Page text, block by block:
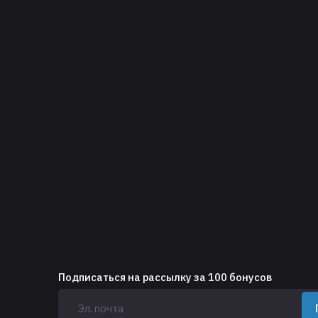
Подписаться на рассылку за 100 бонусов